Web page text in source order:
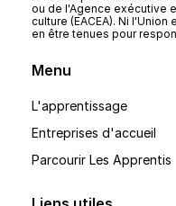
ou de l'Agence exécutive
culture (EACEA). Ni
en être tenues pour
Menu
L'apprentissage
Entreprises d'accueil
Parcourir Les Apprentis